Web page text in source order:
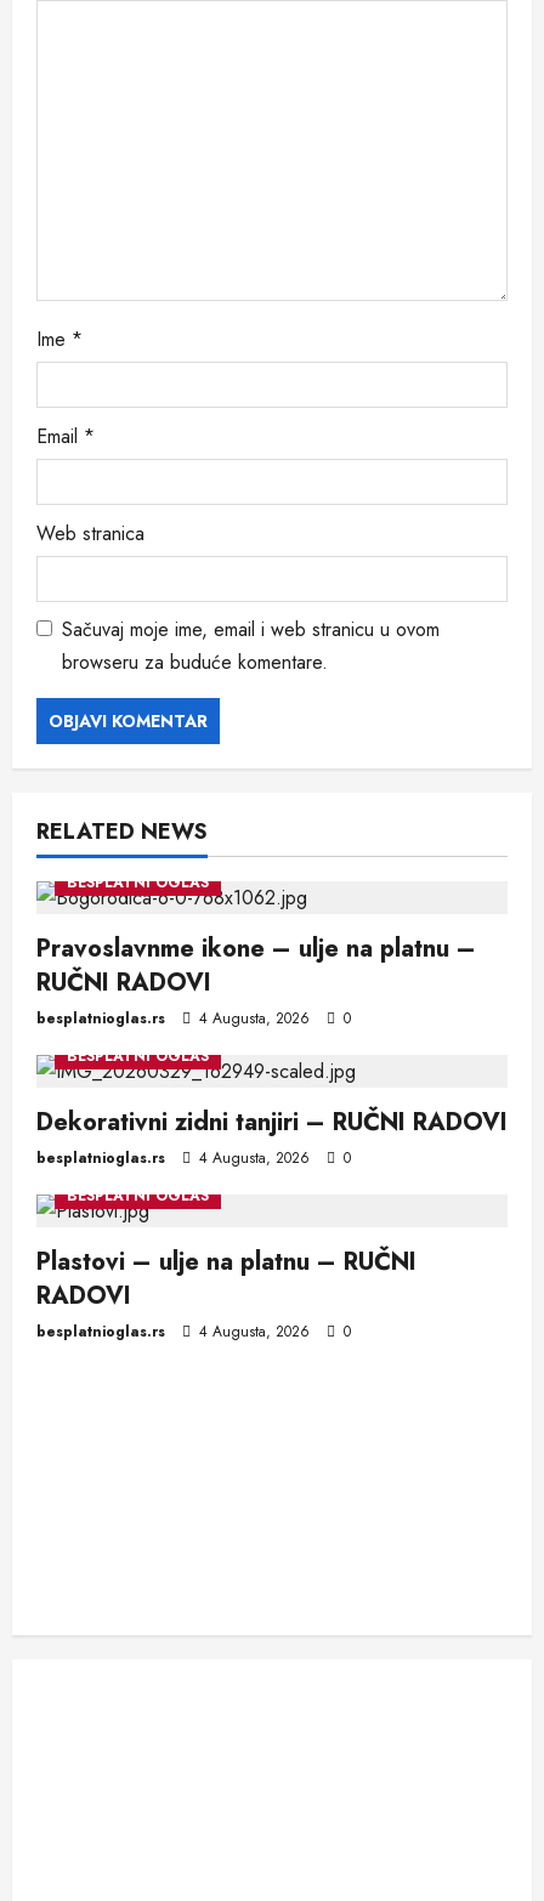
Ime *
Email *
Web stranica
Sačuvaj moje ime, email i web stranicu u ovom
browseru za buduće komentare.
RELATED NEWS
BESPLATNI OGLAS
Pravoslavnme ikone – ulje na platnu –
RUČNI RADOVI
besplatnioglas.rs 4 Augusta, 2026
0
BESPLATNI OGLAS
Dekorativni zidni tanjiri – RUČNI RADOVI
besplatnioglas.rs 4 Augusta, 2026
0
BESPLATNI OGLAS
Plastovi – ulje na platnu – RUČNI
RADOVI
besplatnioglas.rs 4 Augusta, 2026 0